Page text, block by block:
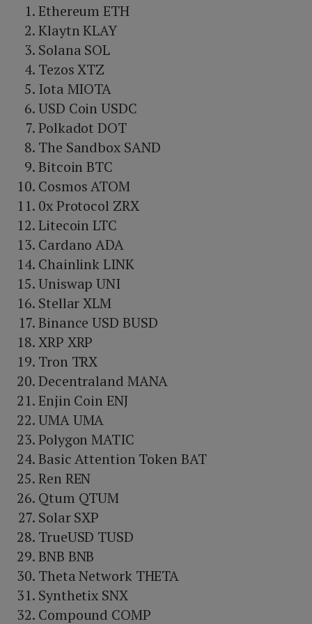
Ethereum ETH
Klaytn KLAY
Solana SOL
Tezos XTZ
Iota MIOTA
USD Coin USDC
Polkadot DOT
The Sandbox SAND
Bitcoin BTC
Cosmos ATOM
0x Protocol ZRX
Litecoin LTC
Cardano ADA
Chainlink LINK
Uniswap UNI
Stellar XLM
Binance USD BUSD
XRP XRP
Tron TRX
Decentraland MANA
Enjin Coin ENJ
UMA UMA
Polygon MATIC
Basic Attention Token BAT
Ren REN
Qtum QTUM
Solar SXP
TrueUSD TUSD
BNB BNB
Theta Network THETA
Synthetix SNX
Compound COMP